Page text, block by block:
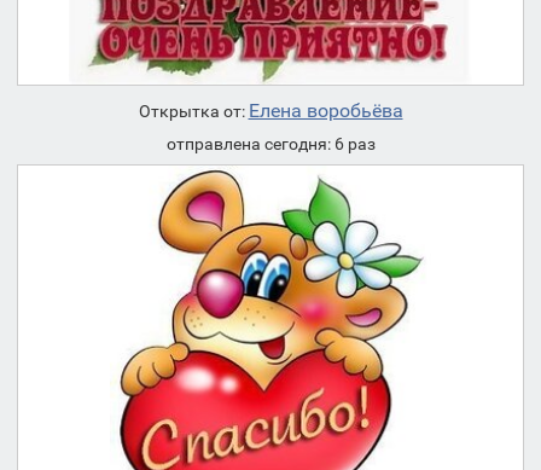
Открытка от: Елена воробьёва
отправлена сегодня: 6 раз